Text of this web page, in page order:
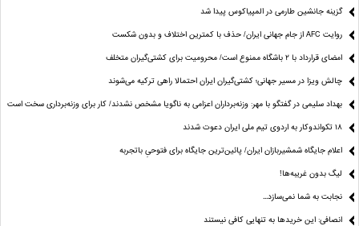
گزینه جانشین طارمی در المپیاکوس پیدا شد
روایت AFC از جام جهانی ایران/ حذف با کمترین اختلاف و بدون شکست
امضای قرارداد با ۲ باشگاه ممنوع است/ محرومیت برای کشتی‌گیران متخلف
چالش ویزا در مسیر جهانی؛ کشتی‌گیران ایران احتمالا راهی ترکیه می‌شوند
بهداد سلیمی در گفتگو با مهر: وزنه‌برداران اعزامی به ناگویا مشخص نشدند/ کار برای وزنه‌برداری سخت است
۱۸ تکواندوکار به اردوی تیم ملی ایران دعوت شدند
اعلام جایگاه شمشیربازان ایران/ پائین‌ترین جایگاه برای فتوحیِ باتجربه
لیگ بدون غریبه‌ها!
نجابت به شما نمی‌سازد...
انصافی: این خریدها به تنهایی کافی نیستند